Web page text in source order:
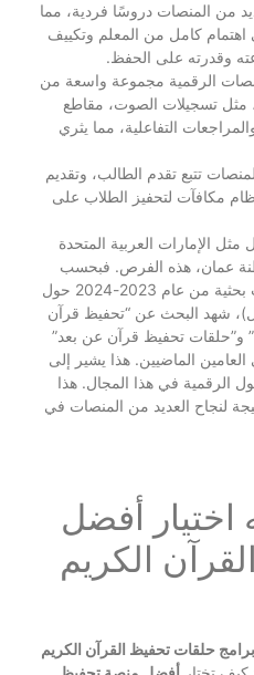
من المنصات دروسًا فردية، مما
كامل من المعلم وتكييف
وقدرته على الحفظ.
الرقمية مجموعة واسعة من
مثل تسجيلات الصوت، مقاطع
التفاعلية، مما يثري
تتبع تقدم الطالب، وتقديم
مكافآت لتحفيز الطلاب على
الإمارات العربية المتحدة
عمان، هذه الفرص. فبحسب
إحصائيات حديثة (تستند إلى بيانات بحثية من عام 2023-2024 حول
شهد البحث عن “تحفيظ قرآن
و”حلقات تحفيظ قرآن عن بعد”
تجاوزت 150% في العامين الماضيين. هذا يشير إلى
الرقمية في هذا المجال. هذا
لنجاح العديد من المنصات في
اختيار أفضل
الكريم
برامج حلقات تحفيظ القرآن الكريم